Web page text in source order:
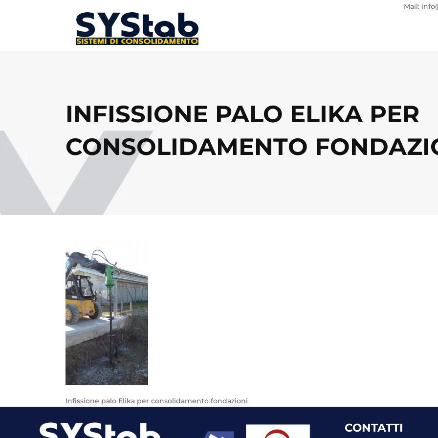
Mail:
INFISSIONE PALO ELIKA PER
CONSOLIDAMENTO
Infissione palo Elika per consolidamento fondazioni
CONTATTI